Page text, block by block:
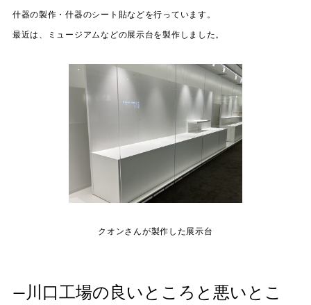
什器の製作・什器のシート貼などを行っています。
最近は、ミュージアムなどの展示台を製作しました。
クオンさんが製作した展示台
—川口工場の良いところと悪いとこ